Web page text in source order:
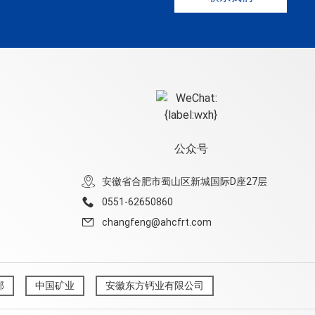
公众号
安徽省合肥市蜀山区新城国际D座27层
0551-62650860
changfeng@ahcfrt.com
中国矿业 安徽东方钙业有限公司